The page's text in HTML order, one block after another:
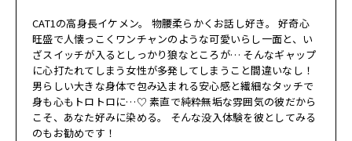
CAT1の高身長イケメン。 物腰柔らかくお話し好き。 好奇心
旺盛で人懐っこくワンチャンのような可愛いらし一面と、い
ざスイッチが入るとしっかり狼なところが… そんなギャップ
に心打たれてしまう女性が多発してしまうこと間違いなし！
男らしい大きな身体で包み込まれる安心感と繊細なタッチで
身も心もトロトロに…♡ 素直で純粋無垢な雰囲気の彼だから
こそ、あなた好みに染める。 そんな没入体験を彼としてみる
のもお勧めです！